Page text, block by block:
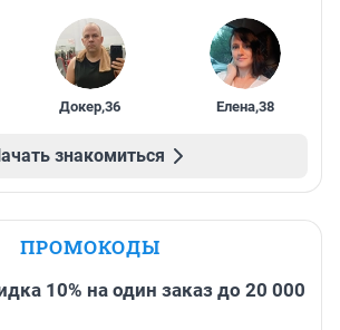
Докер,36 Елена,38
знакомиться
ПРОМОКОДЫ
10% на один заказ до 20 000